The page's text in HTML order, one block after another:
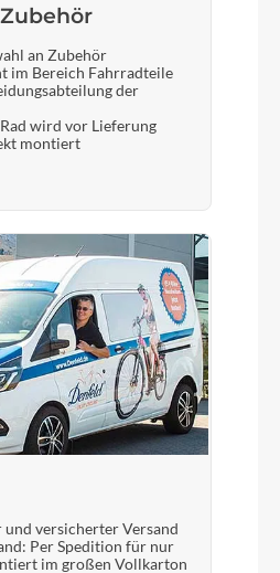
262 Blocklock
Sattel
Essenza+
Air, 120 mm Travel, 1.8"
X 110 mm Boost
Display
(2" color display)
31.6 x 350 mm
an Zubehör
im Bereich Fahrradteile
der
wird vor Lieferung
montiert
und versicherter Versand
Per Spedition für nur
im großen Vollkarton